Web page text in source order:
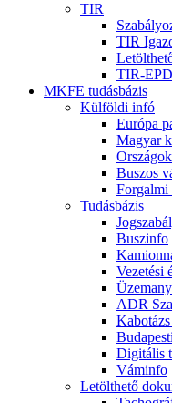
TIR
TIR
TIR-EPD
MKFE tudásbázis
Külföldi infó
Európa
Magyar
Országok
Buszos
Forgalmi
Tudásbázis
Buszinfo
Vezetési
ADR
Digitális
Váminfo
Letölthető